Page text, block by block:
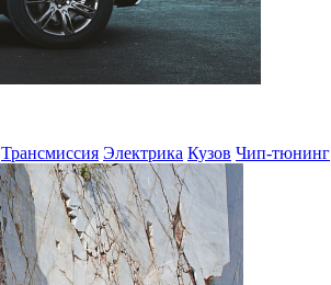
Трансмиссия Электрика Кузов Чип-тюнинг